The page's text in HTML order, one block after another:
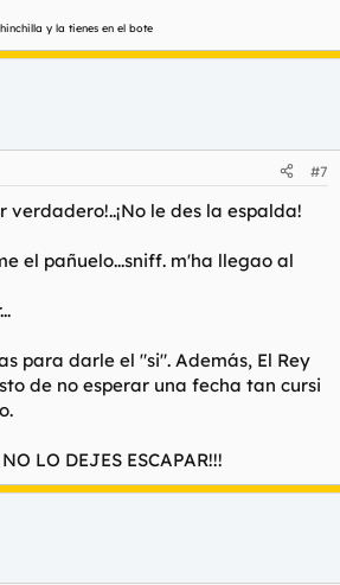
y la tienes en el bote
#7
verdadero!..¡No le des la espalda!
el pañuelo...sniff. m'ha llegao al
para darle el "si". Además, El Rey
de no esperar una fecha tan cursi
LO DEJES ESCAPAR!!!